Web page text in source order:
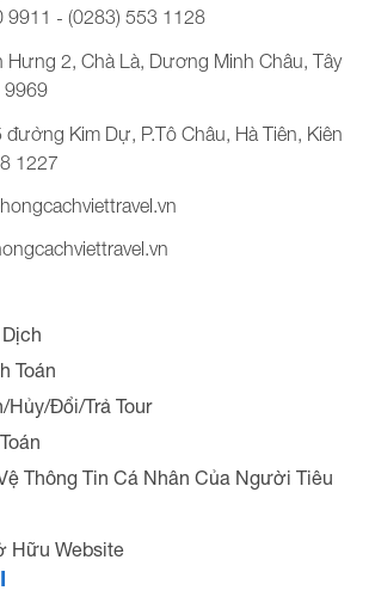
9911 - (0283) 553 1128
Hưng 2, Chà Là, Dương Minh Châu, Tây
9969
Kim Dự, P.Tô Châu, Hà Tiên, Kiên
1227
Toán
Hủy/Đổi/Trả Tour
Thông Tin Cá Nhân Của Người Tiêu
Hữu Website